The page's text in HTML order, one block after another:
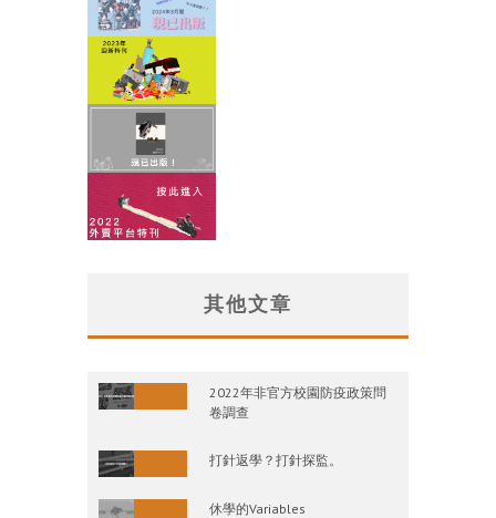
其他文章
2022年非官方校園防疫政策問
卷調查
打針返學？打針探監。
休學的Variables